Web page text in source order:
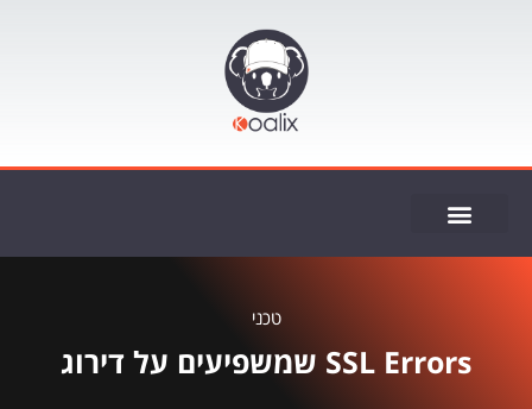
טכני
SSL Errors שמשפיעים על דירוג